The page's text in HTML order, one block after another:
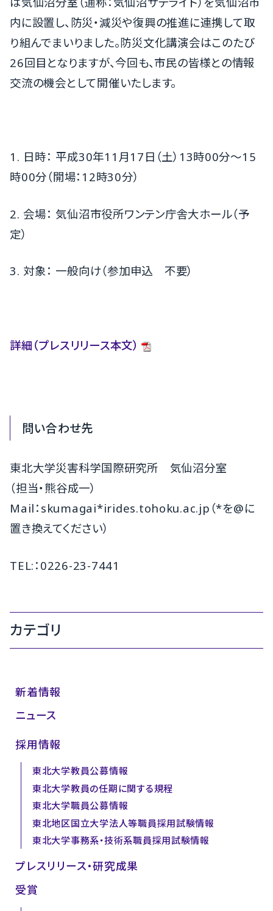
内に設置し、防災・減災や復興の推進に連携して取
り組んでまいりました。防災文化講演会はこのたび
26回目となりますが、今回も、市民の皆様との情報
交流の機会として開催いたします。
1. 日時： 平成30年11月17日（土）13時00分～15
時00分（開場：12時30分）
2. 会場： 気仙沼市役所ワンテン庁舎大ホール（予
定）
3. 対象： 一般向け（参加申込 不要）
詳細（プレスリリース本文）
問い合わせ先
東北大学災害科学国際研究所 気仙沼分室
（担当・熊谷成一）
Mail：skumagai*irides.tohoku.ac.jp（*を@に
置き換えてください）
TEL:：0226-23-7441
カテゴリ
新着情報
ニュース
採用情報
東北大学教員公募情報
東北大学教員の任期に関する規程
東北大学職員公募情報
東北地区国立大学法人等職員採用試験情報
東北大学事務系・技術系職員採用試験情報
プレスリリース・研究成果
受賞